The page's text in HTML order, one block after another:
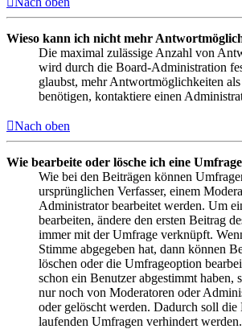
Wieso kann ich nicht mehr
Die maximal zulässige Anzahl von
wird durch die Board-Administration
glaubst, mehr Antwortmöglichkeiten als
benötigen, kontaktiere einen
Nach oben
Wie bearbeite oder lösche ich eine
Wie bei den Beiträgen können
ursprünglichen Verfasser, einem
Administrator bearbeitet werden. Um
bearbeiten, ändere den ersten Beitrag
immer mit der Umfrage verknüpft.
Stimme abgegeben hat, dann können
löschen oder die Umfrageoption
schon ein Benutzer abgestimmt haben,
nur noch von Moderatoren oder
oder gelöscht werden. Dadurch soll
laufenden Umfragen verhindert werden.